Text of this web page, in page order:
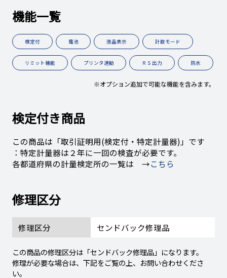
機能一覧
検定付 電池 液晶表示 計数モード
リミット機能 プリンタ連動 ＲＳ出力 防水
※オプション追加で可能な機能を含みます。
検定付き商品
この商品は「取引証明用(検定付・特定計量器)」です
：特定計量器は２年に一回の検査が必要です。
各都道府県の計量検定所の一覧は →こちら
修理区分
修理区分 センドバック修理品
この商品の修理区分は「センドバック修理品」になります。
修理が必要な場合は、下記をご覧の上、お問い合わせくださ
い。